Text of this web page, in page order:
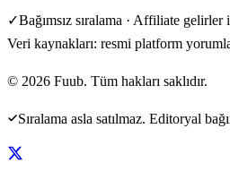
✓Bağımsız sıralama · Affiliate gelirler
Veri kaynakları: resmi platform
© 2026 Fuub. Tüm hakları saklıdır.
Sıralama asla satılmaz. Editoryal